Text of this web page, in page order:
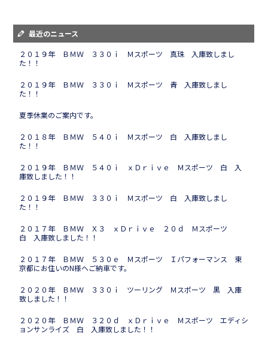
最近のニュース
２０１９年 ＢＭＷ ３３０ｉ Ｍスポーツ 真珠 入庫致しまし
た！！
２０１９年 ＢＭＷ ３３０ｉ Ｍスポーツ 青 入庫致しまし
た！！
夏季休業のご案内です。
２０１８年 ＢＭＷ ５４０ｉ Ｍスポーツ 白 入庫致しまし
た！！
２０１９年 ＢＭＷ ５４０ｉ ｘＤｒｉｖｅ Ｍスポーツ 白 入
庫致しました！！
２０１９年 ＢＭＷ ３３０ｉ Ｍスポーツ 白 入庫致しまし
た！！
２０１７年 ＢＭＷ Ｘ３ ｘＤｒｉｖｅ ２０ｄ Ｍスポーツ
白 入庫致しました！！
２０１７年 ＢＭＷ ５３０ｅ Ｍスポーツ Ｉパフォーマンス 東
京都にお住いのN様へご納車です。
２０２０年 ＢＭＷ ３３０ｉ ツーリング Ｍスポーツ 黒 入庫
致しました！！
２０２０年 ＢＭＷ ３２０ｄ ｘＤｒｉｖｅ Ｍスポーツ エディシ
ョンサンライズ 白 入庫致しました！！